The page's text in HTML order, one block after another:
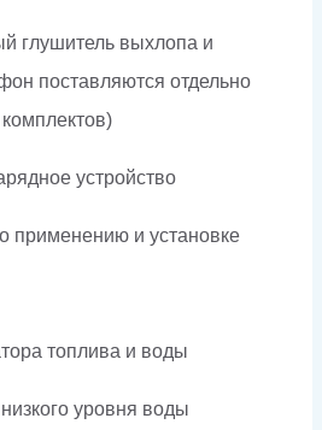
глушитель выхлопа и
поставляются отдельно
устройство
применению и установке
топлива и воды
уровня воды